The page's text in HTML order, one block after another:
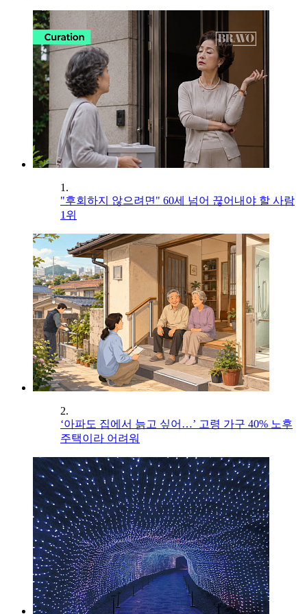
1.
"후회하지 않으려면" 60세 넘어 끊어내야 할 사람
1위
2.
‘아파도 집에서 늙고 싶어…’ 고령 가구 40% 노후
주택이라 어려워